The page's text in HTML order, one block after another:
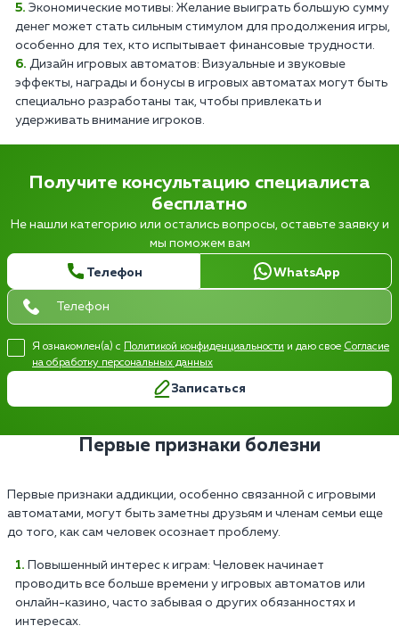
Экономические мотивы: Желание выиграть большую сумму
денег может стать сильным стимулом для продолжения игры,
особенно для тех, кто испытывает финансовые трудности.
Дизайн игровых автоматов: Визуальные и звуковые
эффекты, награды и бонусы в игровых автоматах могут быть
специально разработаны так, чтобы привлекать и
удерживать внимание игроков.
Получите консультацию специалиста
бесплатно
Не нашли категорию или остались вопросы, оставьте заявку и
мы поможем вам
Телефон WhatsApp
Я ознакомлен(а) с Политикой конфиденциальности и даю свое Согласие
на обработку персональных данных
Записаться
Первые признаки болезни
Первые признаки аддикции, особенно связанной с игровыми
автоматами, могут быть заметны друзьям и членам семьи еще
до того, как сам человек осознает проблему.
Повышенный интерес к играм: Человек начинает
проводить все больше времени у игровых автоматов или
онлайн-казино, часто забывая о других обязанностях и
интересах.